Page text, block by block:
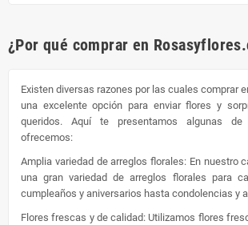
¿Por qué comprar en
Existen diversas razones por las cuales comprar
una excelente opción para enviar flores y
queridos. Aquí te presentamos algunas
ofrecemos:
Amplia variedad de arreglos florales: En nuestro
una gran variedad de arreglos florales para
cumpleaños y aniversarios hasta condolencias y
Flores frescas y de calidad: Utilizamos flores